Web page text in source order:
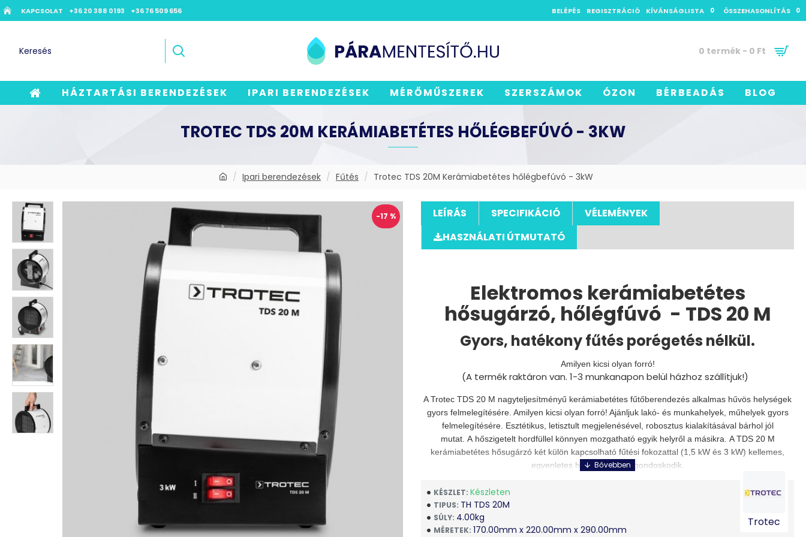
KAPCSOLAT +36 20 388 0193 +36 76 509 656 BELÉPÉS REGISZTRÁCIÓ KÍVÁNSÁGLISTA 0 ÖSSZEHASONLÍTÁS 0
0 termék - 0 Ft
HÁZTARTÁSI BERENDEZÉSEK IPARI BERENDEZÉSEK MÉRŐMŰSZEREK SZERSZÁMOK ÓZON BÉRBEADÁS BLOG
Ipari berendezések Fűtés Trotec TDS 20M Kerámiabetétes hőlégbefúvó - 3kW
TROTEC TDS 20M KERÁMIABETÉTES HŐLÉGBEFÚVÓ - 3KW
-17 % LEÍRÁS SPECIFIKÁCIÓ
VÉLEMÉNYEK
HASZNÁLATI ÚTMUTATÓ
Elektromos kerámiabetétes
hősugárzó, hőlégfúvó - TDS 20 M
Gyors, hatékony fűtés porégetés nélkül.
Amilyen kicsi olyan forró!
(A termék raktáron van. 1-3 munkanapon belül házhoz szállítjuk!)
A Trotec TDS 20 M nagyteljesítményű kerámiabetétes fűtőberendezés alkalmas hűvös helységek
gyors felmelegítésére. Amilyen kicsi olyan forró! Ajánljuk lakó- és munkahelyek, műhelyek gyors
felmelegítésére. Esztétikus, letisztult megjelenésével, robosztus kialakításával bárhol jól
mutat. A hőszigetelt hordfüllel könnyen mozgatható egyik helyről a másikra. A TDS 20 M
kerámiabetétes hősugárzó két külön kapcsolható fűtési fokozattal (1,5 kW és 3 kW) kellemes,
egyenletes hőmérsékletről gondoskodik.
A TDS 20M kerámiabetétes hősugárzó gyakorlati előnyei:
Márkás fűtőkészülék TÜV által bevizsgált minőség
Kerámia fűtőlap (PTC fűtőregiszter) a hagyományos fűtőszálak helyett
KÉSZLET: Készleten
TIPUS: TH TDS 20M
SÚLY: 4.00kg
MÉRETEK: 170.00mm x 220.00mm x 290.00mm
Trotec